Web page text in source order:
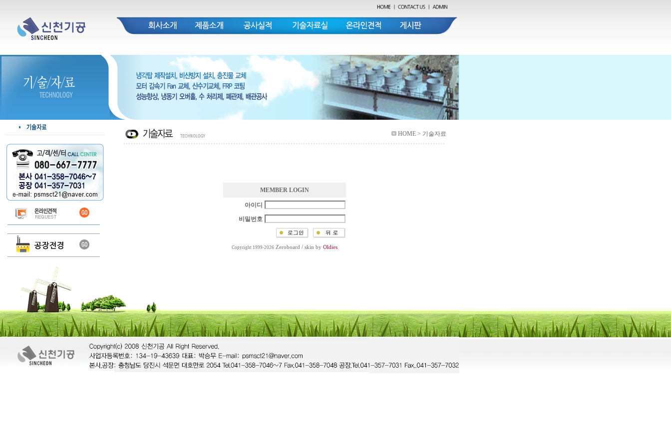
HOME > 기술자료
MEMBER LOGIN
아이디
비밀번호
Copyright 1999-2026 Zeroboard / skin by Oldies